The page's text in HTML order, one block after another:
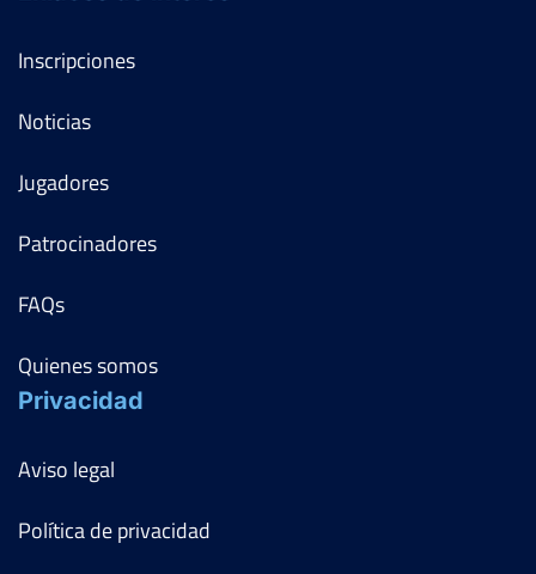
Inscripciones
Noticias
Jugadores
Patrocinadores
FAQs
Quienes somos
Privacidad
Aviso legal
Política de privacidad